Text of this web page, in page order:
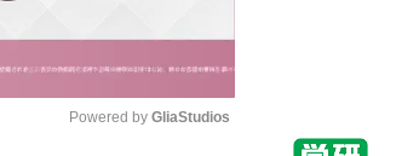
Powered by GliaStudios